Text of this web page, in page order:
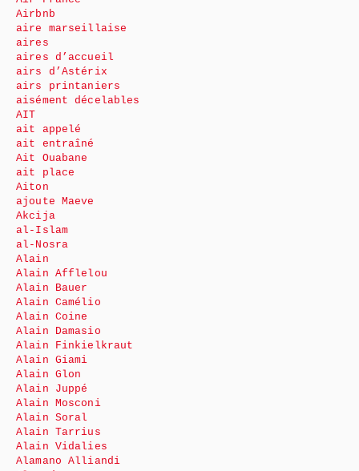
Airbnb
aire marseillaise
aires
aires d’accueil
airs d’Astérix
airs printaniers
aisément décelables
AIT
ait appelé
ait entraîné
Ait Ouabane
ait place
Aiton
ajoute Maeve
Akcija
al-Islam
al-Nosra
Alain
Alain Afflelou
Alain Bauer
Alain Camélio
Alain Coine
Alain Damasio
Alain Finkielkraut
Alain Giami
Alain Glon
Alain Juppé
Alain Mosconi
Alain Soral
Alain Tarrius
Alain Vidalies
Alamano Alliandi